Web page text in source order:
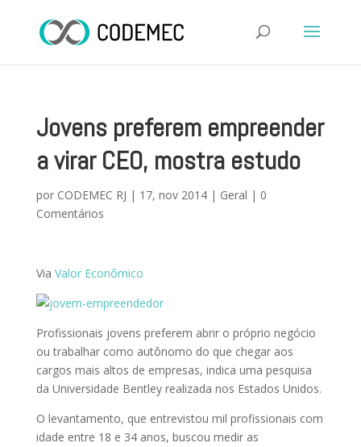
Jovens preferem empreender
a virar CEO, mostra estudo
por CODEMEC RJ | 17, nov 2014| Geral | 0
Comentários
Via Valor Econômico
Profissionais jovens preferem abrir o próprio negócio
ou trabalhar como autônomo do que chegar aos
cargos mais altos de empresas, indica uma pesquisa
da Universidade Bentley realizada nos Estados Unidos.
O levantamento, que entrevistou mil profissionais com
idade entre 18 e 34 anos, buscou medir as